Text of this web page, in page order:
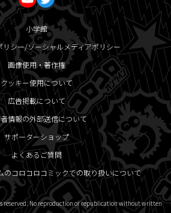
小学館
リシー/ソーシャルメディアポリシー
画像使用・著作権
クッキー使用について
広告掲載について
情報の外部送信について
サポーターショップ
よくあるご質問
のコロコロコミックでの取り扱いについて
No reproduction or republication without written